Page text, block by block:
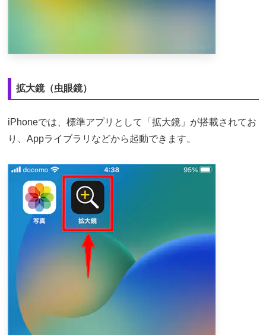
拡大鏡（虫眼鏡）
iPhoneでは、標準アプリとして「拡大鏡」が搭載されてお
り、Appライブラリなどから起動できます。